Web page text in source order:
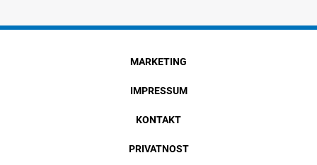
MARKETING
IMPRESSUM
KONTAKT
PRIVATNOST